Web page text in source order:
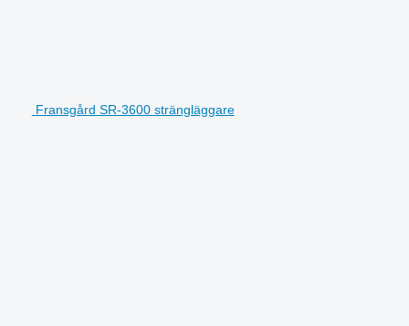
Fransgård SR-3600 strängläggare